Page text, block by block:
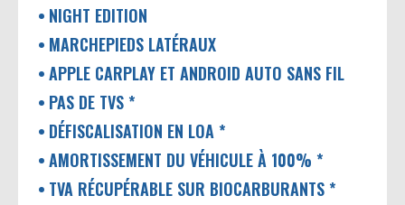
NIGHT EDITION
MARCHEPIEDS LATÉRAUX
APPLE CARPLAY ET ANDROID AUTO SANS FIL
PAS DE TVS *
DÉFISCALISATION EN LOA *
AMORTISSEMENT DU VÉHICULE À 100% *
TVA RÉCUPÉRABLE SUR BIOCARBURANTS *